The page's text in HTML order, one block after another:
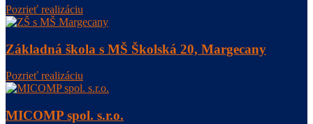
Pozrieť realizáciu
Základná škola s MŠ Školská 20, Margecany
Pozrieť realizáciu
MICOMP spol. s.r.o.